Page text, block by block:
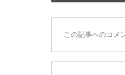
この記事へのコメ